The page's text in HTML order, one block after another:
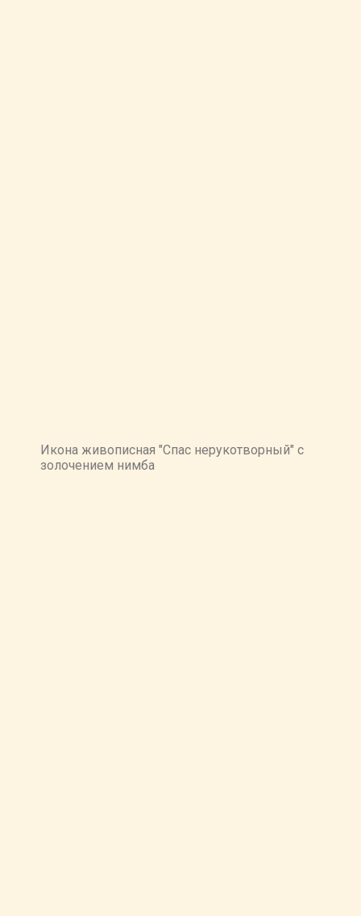
Икона живописная "Спас нерукотворный" с
золочением нимба